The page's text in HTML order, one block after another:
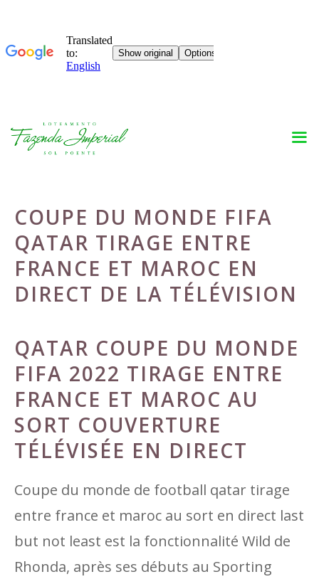
Skip
COUPE DU MONDE FIFA
QATAR TIRAGE ENTRE
FRANCE ET MAROC EN
DIRECT DE LA TÉLÉVISION
QATAR COUPE DU MONDE
FIFA 2022 TIRAGE ENTRE
FRANCE ET MAROC AU
SORT COUVERTURE
TÉLÉVISÉE EN DIRECT
Coupe du monde de football qatar tirage
entre france et maroc au sort en direct last
but not least est la fonctionnalité Wild de
Rhonda, après ses débuts au Sporting